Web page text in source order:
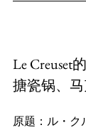
Le Creuset
搪瓷锅、
原题：ル・ク